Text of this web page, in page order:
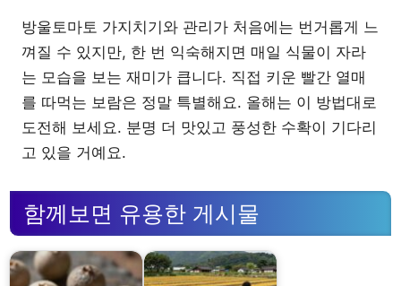
방울토마토 가지치기와 관리가 처음에는 번거롭게 느
껴질 수 있지만, 한 번 익숙해지면 매일 식물이 자라
는 모습을 보는 재미가 큽니다. 직접 키운 빨간 열매
를 따먹는 보람은 정말 특별해요. 올해는 이 방법대로
도전해 보세요. 분명 더 맛있고 풍성한 수확이 기다리
고 있을 거예요.
함께보면 유용한 게시물